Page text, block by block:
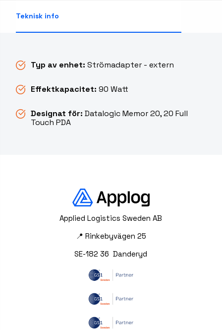
Teknisk info
Typ av enhet:Strömadapter - extern
Effektkapacitet:90 Watt
Designat för:Datalogic Memor 20, 20 Full
Touch PDA
Applied Logistics Sweden AB
📍 Rinkebyvägen 25
SE-182 36 Danderyd